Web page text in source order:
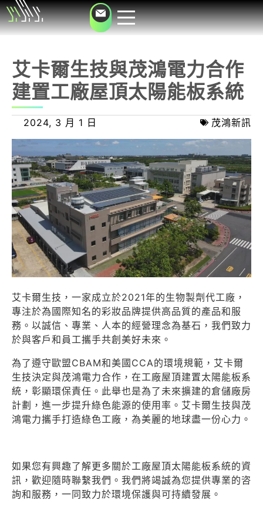
艾卡爾生技與茂鴻電力合作
建置工廠屋頂太陽能板系統
2024, 3 月 1 日 茂鴻新訊
艾卡爾生技，一家成立於2021年的生物製劑代工廠，
專注於為國際知名的彩妝品牌提供高品質的產品和服
務。以誠信、專業、人本的經營理念為基石，我們致力
於與客戶和員工攜手共創美好未來。
為了遵守歐盟CBAM和美國CCA的環境規範，艾卡爾
生技決定與茂鴻電力合作，在工廠屋頂建置太陽能板系
統，彰顯環保責任。此舉也是為了未來擴建的倉儲廠房
計劃，進一步提升綠色能源的使用率。艾卡爾生技與茂
鴻電力攜手打造綠色工廠，為美麗的地球盡一份心力。
如果您有興趣了解更多關於工廠屋頂太陽能板系統的資
訊，歡迎隨時聯繫我們。我們將竭誠為您提供專業的咨
詢和服務，一同致力於環境保護與可持續發展。